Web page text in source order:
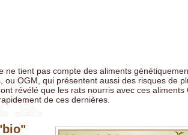
ne tient pas compte des aliments
OGM, qui présentent aussi des risques de
révélé que les rats nourris avec ces aliments
de ces dernières.